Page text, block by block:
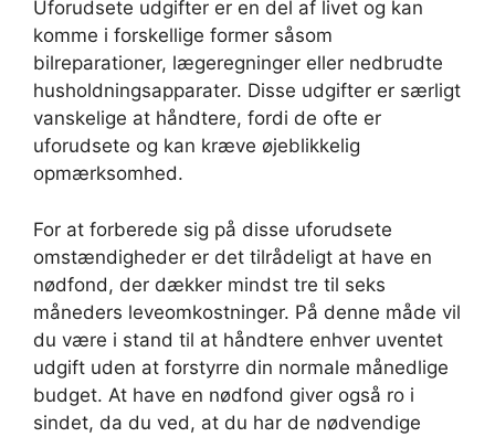
Uforudsete udgifter er en del af livet og kan
komme i forskellige former såsom
bilreparationer, lægeregninger eller nedbrudte
husholdningsapparater. Disse udgifter er særligt
vanskelige at håndtere, fordi de ofte er
uforudsete og kan kræve øjeblikkelig
opmærksomhed.
For at forberede sig på disse uforudsete
omstændigheder er det tilrådeligt at have en
nødfond, der dækker mindst tre til seks
måneders leveomkostninger. På denne måde vil
du være i stand til at håndtere enhver uventet
udgift uden at forstyrre din normale månedlige
budget. At have en nødfond giver også ro i
sindet, da du ved, at du har de nødvendige